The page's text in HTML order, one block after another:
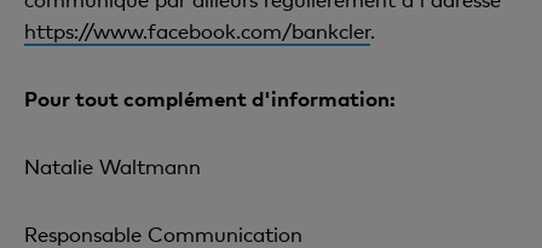
https://www.facebook.com/bankcler.
Pour tout complément d'information:
Natalie Waltmann
Responsable Communication